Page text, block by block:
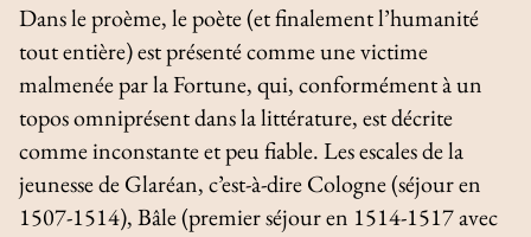
Dans le proème, le poète (et finalement l’humanité
tout entière) est présenté comme une victime
malmenée par la Fortune, qui, conformément à un
toposomniprésent dans la littérature, est décrite
comme inconstante et peu fiable. Les escales de la
jeunesse de Glaréan, c’est-à-dire Cologne (séjour en
1507-1514), Bâle (premier séjour en 1514-1517 avec